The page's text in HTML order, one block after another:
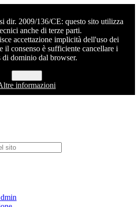
dir. 2009/136/CE: questo sito utilizza
anche di terze parti.
accettazione implicità dell'uso dei
il consenso è sufficiente cancellare i
di dominio dal browser.
informazioni